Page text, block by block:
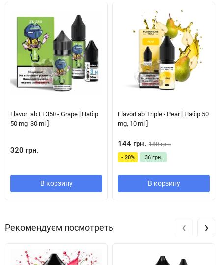
FlavorLab FL350 - Grape [ Набір
50 mg, 30 ml ]
320 грн.
В корзину
FlavorLab Triple - Pear [ Набір 50
mg, 10 ml ]
144 грн. 180 грн.
- 20% 36 грн.
В корзину
Рекомендуем посмотреть ‹ ›